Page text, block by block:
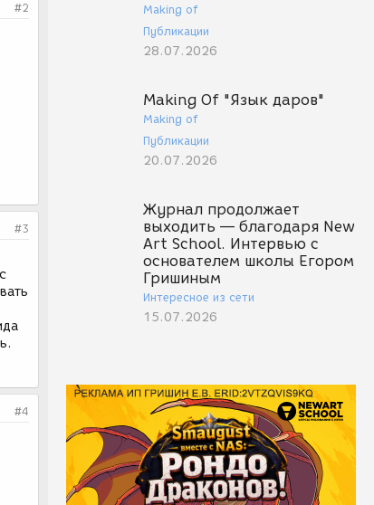
Making of
Публикации
28.07.2026
Making Of "Язык даров"
Making of
Публикации
20.07.2026
Журнал продолжает
выходить — благодаря New
Art School. Интервью с
основателем школы Егором
Гришиным
Интересное из сети
15.07.2026
#2
#3
#4